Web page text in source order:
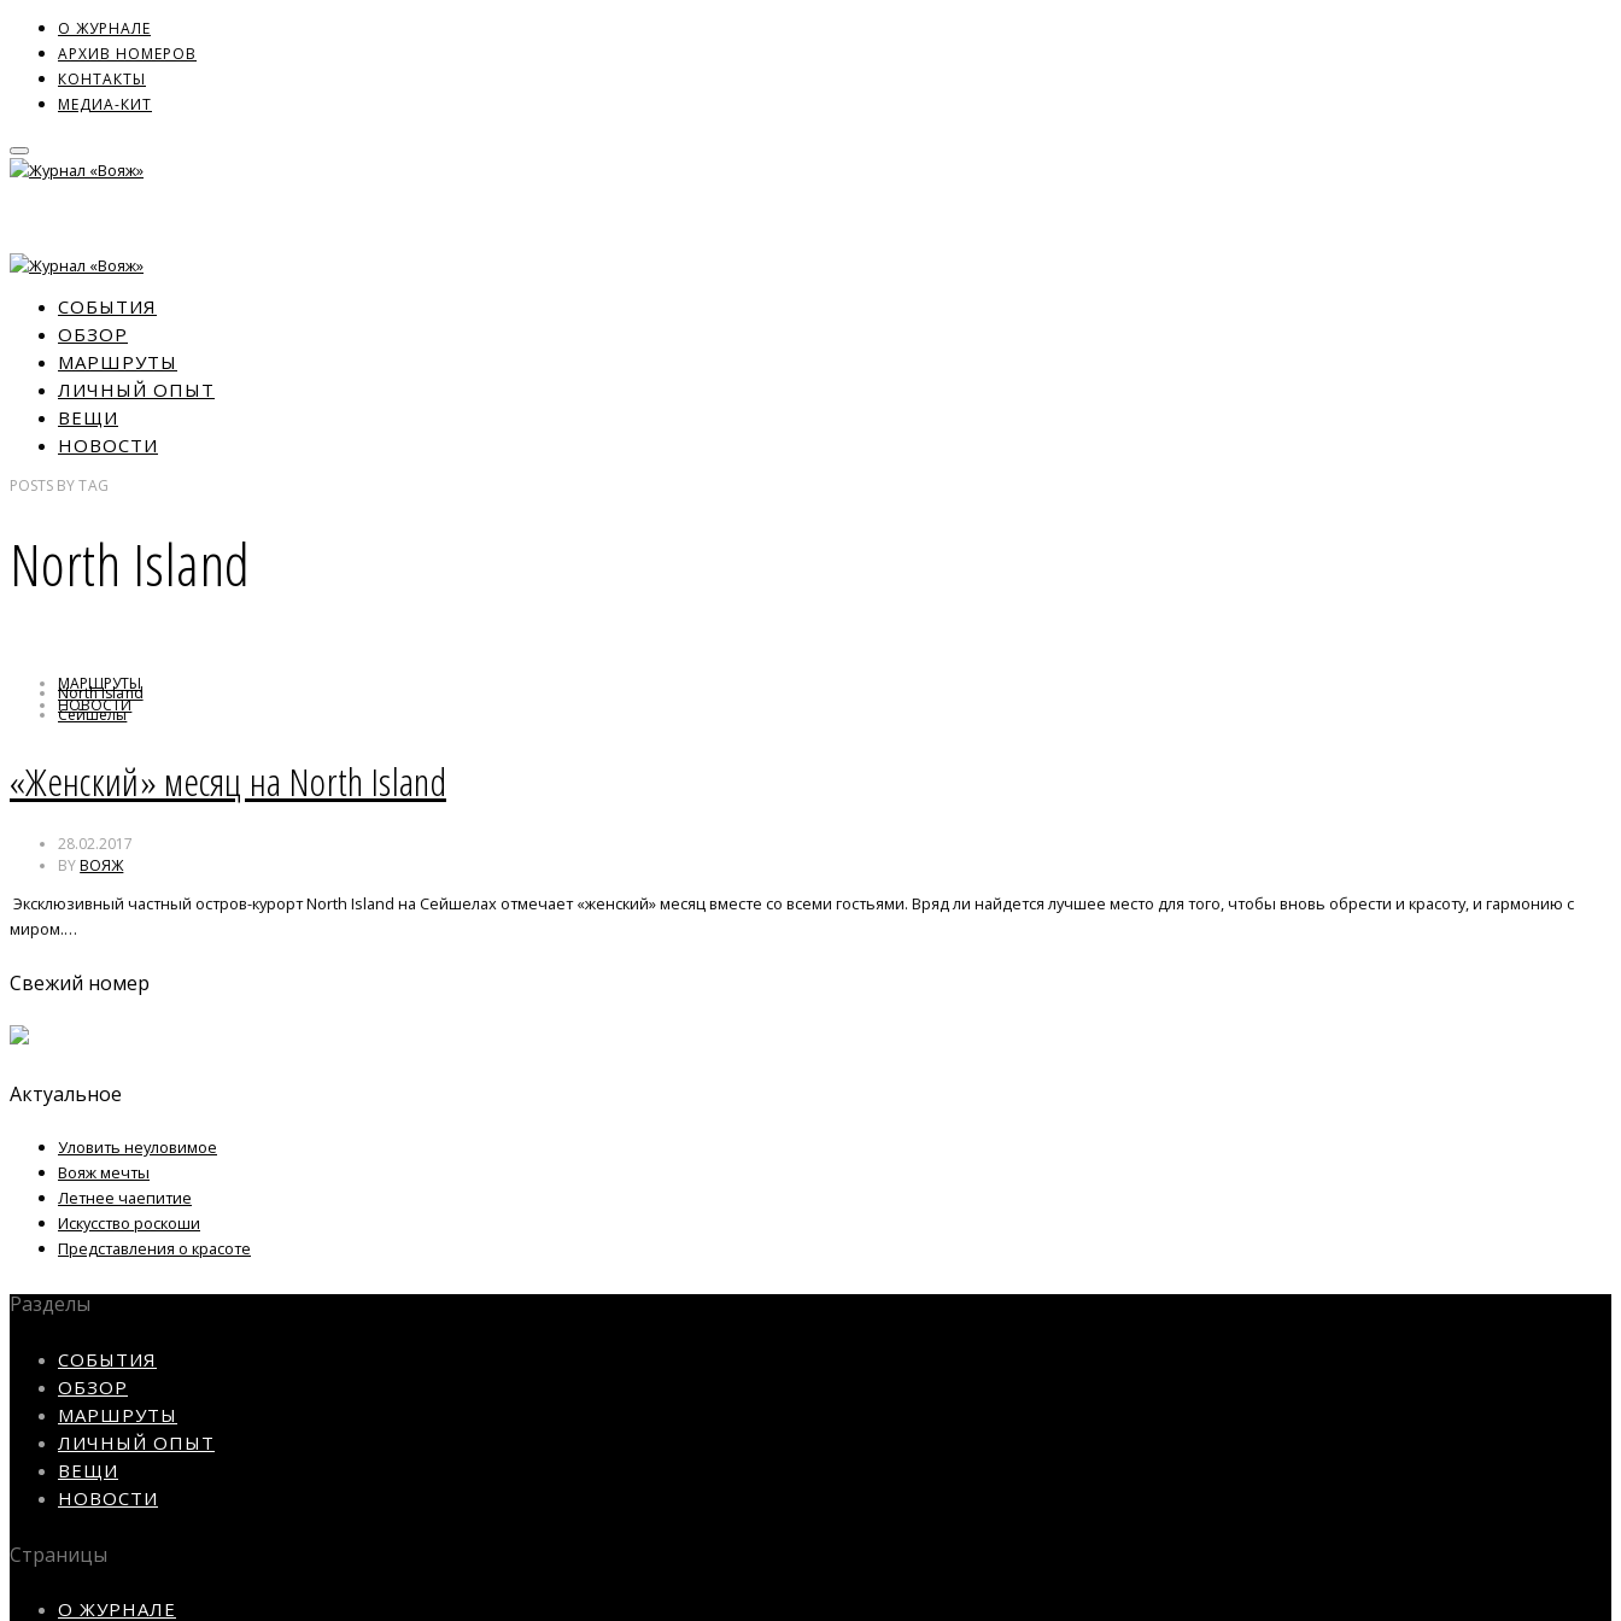
О ЖУРНАЛЕ
АРХИВ НОМЕРОВ
КОНТАКТЫ
МЕДИА-КИТ
СОБЫТИЯ
ОБЗОР
МАРШРУТЫ
ЛИЧНЫЙ ОПЫТ
ВЕЩИ
НОВОСТИ
POSTS BYTAG
North Island
МАРШРУТЫ
НОВОСТИ
North Island
Сейшелы
«Женский» месяц на North Island
28.02.2017
BYВОЯЖ
Эксклюзивный частный остров-курорт North Island на Сейшелах отмечает «женский» месяц вместе со всеми гостьями. Вряд ли найдется лучшее место для того, чтобы вновь обрести и красоту, и гармонию с
миром.…
Свежий номер
Актуальное
Уловить неуловимое
Вояж мечты
Летнее чаепитие
Искусство роскоши
Представления о красоте
Разделы
СОБЫТИЯ
ОБЗОР
МАРШРУТЫ
ЛИЧНЫЙ ОПЫТ
ВЕЩИ
НОВОСТИ
Страницы
О ЖУРНАЛЕ